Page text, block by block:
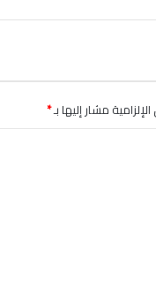
مشار إليها بـ*